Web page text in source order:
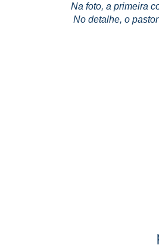
Na foto, a primeira
No detalhe, o